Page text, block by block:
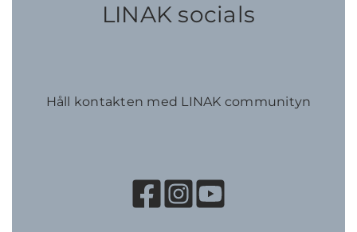
LINAK socials
Håll kontakten med LINAK communityn